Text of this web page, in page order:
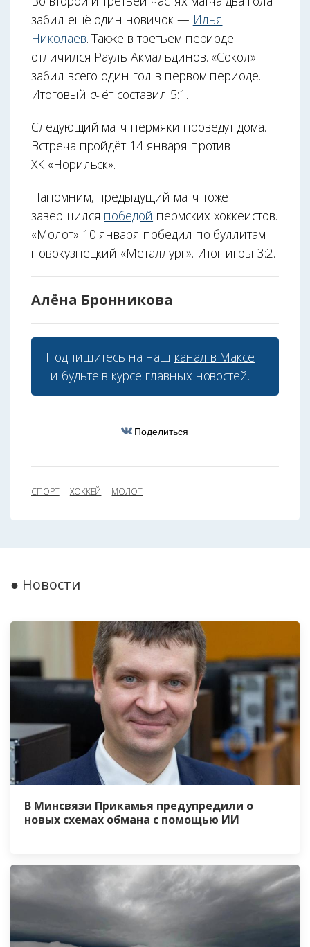
забил ещё один новичок — Илья
Николаев. Также в третьем периоде
отличился Рауль Акмальдинов. «Сокол»
забил всего один гол в первом периоде.
Итоговый счёт составил 5:1.
Следующий матч пермяки проведут дома.
Встреча пройдёт 14 января против
ХК «Норильск».
Напомним, предыдущий матч тоже
завершился победой пермских хоккеистов.
«Молот» 10 января победил по буллитам
новокузнецкий «Металлург». Итог игры 3:2.
Алёна Бронникова
Подпишитесь на наш канал в Максе
и будьте в курсе главных новостей.
Поделиться
СПОРТ ХОККЕЙ МОЛОТ
● Новости
В Минсвязи Прикамья предупредили о
новых схемах обмана с помощью ИИ